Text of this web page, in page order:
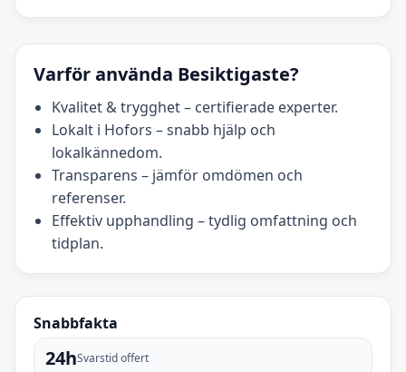
Varför använda Besiktigaste?
Kvalitet & trygghet – certifierade experter.
Lokalt i Hofors – snabb hjälp och
lokalkännedom.
Transparens – jämför omdömen och
referenser.
Effektiv upphandling – tydlig omfattning och
tidplan.
Snabbfakta
24hSvarstid offert